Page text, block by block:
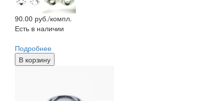
90.00 руб./компл.
Есть в наличии
Подробнее
В корзину